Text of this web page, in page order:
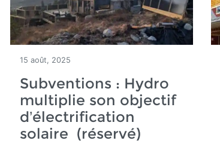
15 août, 2025
Subventions : Hydro
multiplie son objectif
d’électrification
solaire (réservé)